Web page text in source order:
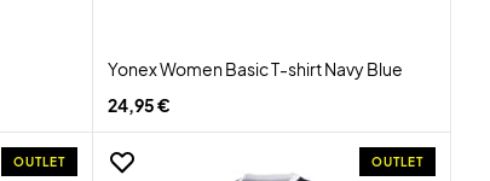
Yonex Women Basic T-shirt Navy Blue
24,95 €
OUTLET OUTLET